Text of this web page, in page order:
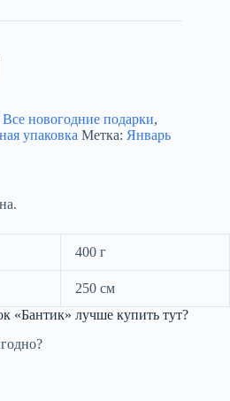
Все новогодние подарки,
упаковка Метка: Январь
400 г
250 см
«Бантик» лучше купить тут?